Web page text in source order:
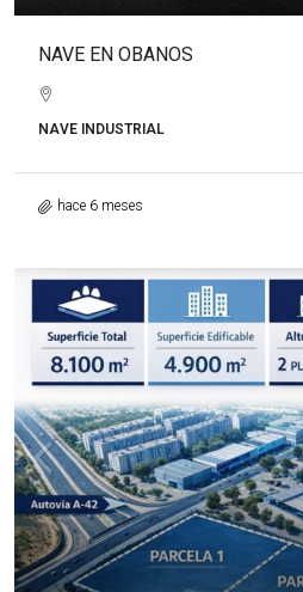
NAVE EN OBANOS
NAVE INDUSTRIAL
hace 6 meses